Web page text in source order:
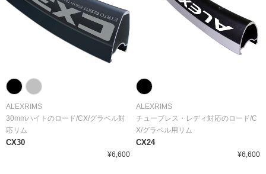
ALEXRIMS
30mmハイトのロード/CX/グラベル対
応リム
CX30
¥6,600
ALEXRIMS
チューブレス・レディ対応のロード/C
X/グラベル用リム
CX24
¥6,600